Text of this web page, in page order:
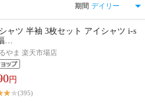
期間
ャツ 半袖 3枚セット アイシャツ i-s
…
やま 楽天市場店
円
(395)